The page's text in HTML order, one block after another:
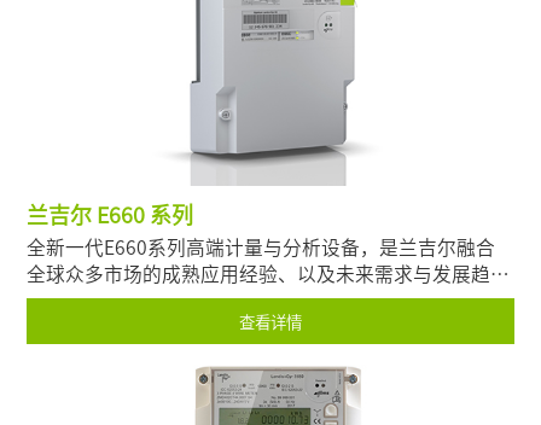
兰吉尔 E660 系列
全新一代E660系列高端计量与分析设备，是兰吉尔融合
全球众多市场的成熟应用经验、以及未来需求与发展趋
势，专为具有前瞻性的电力公司、发电企业、工商业大用
查看详情